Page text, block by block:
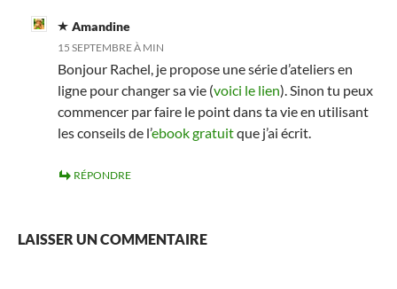
Amandine
15 SEPTEMBRE À MIN
Bonjour Rachel, je propose une série d’ateliers en
ligne pour changer sa vie (voici le lien). Sinon tu peux
commencer par faire le point dans ta vie en utilisant
les conseils de l’ebook gratuitque j’ai écrit.
RÉPONDRE
LAISSER UN COMMENTAIRE